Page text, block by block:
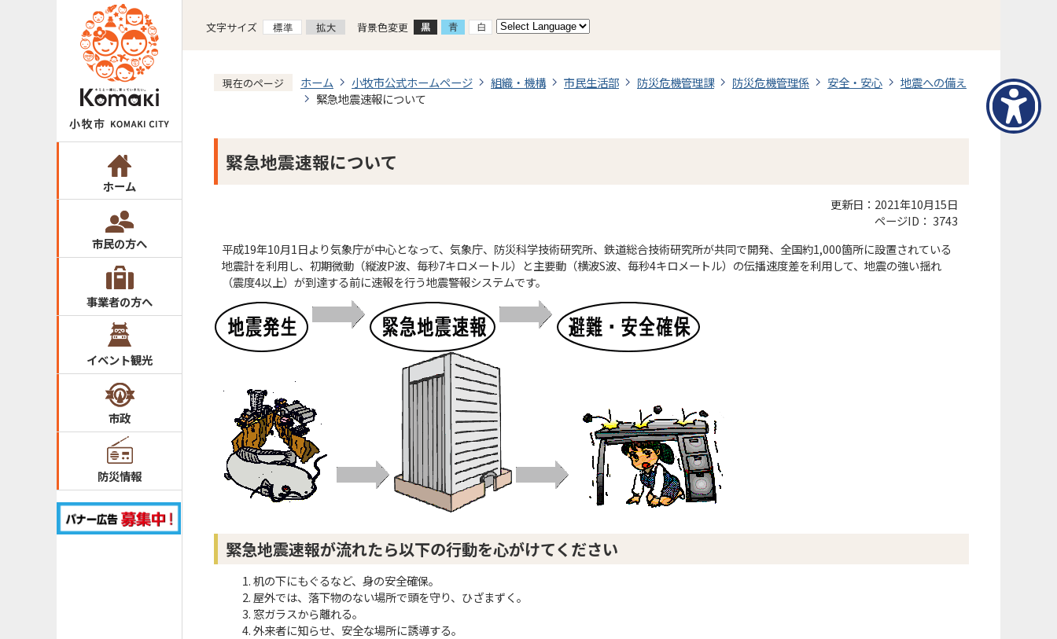
ホーム
市民の方へ
事業者の方へ
イベント観光
市政
防災情報
文字サイズ 背景色変更
現在のページ ホーム 小牧市公式ホームページ 組織・機構 市民生活部 防災危機管理課 防災危機管理係 安全・安心
地震への備え
緊急地震速報について
緊急地震速報について
更新日：2021年10月15日
ページID： 3743
平成19年10月1日より気象庁が中心となって、気象庁、防災科学技術研究所、鉄道総合技術研究所が共同で開発、全国約1,000箇所に設置されている
地震計を利用し、初期微動（縦波P波、毎秒7キロメートル）と主要動（横波S波、毎秒4キロメートル）の伝播速度差を利用して、地震の強い揺れ
（震度4以上）が到達する前に速報を行う地震警報システムです。
緊急地震速報が流れたら以下の行動を心がけてください
机の下にもぐるなど、身の安全確保。
屋外では、落下物のない場所で頭を守り、ひざまずく。
窓ガラスから離れる。
外来者に知らせ、安全な場所に誘導する。